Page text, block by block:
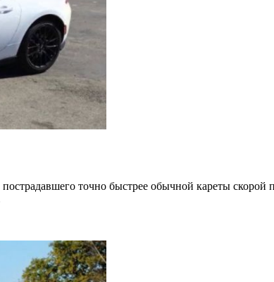
пострадавшего точно быстрее обычной кареты